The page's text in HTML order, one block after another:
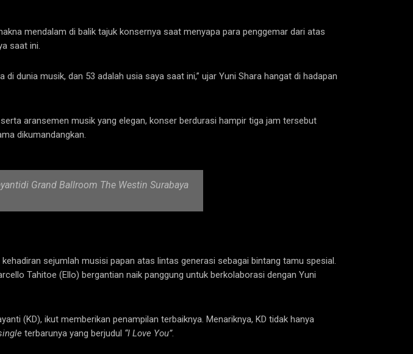
mendalam di balik tajuk konsernya saat menyapa para penggemar dari atas
saat ini.
dunia musik, dan 53 adalah usia saya saat ini,” ujar Yuni Shara hangat di hadapan
aransemen musik yang elegan, konser berdurasi hampir tiga jam tersebut
dikumandangkan.
Grand Ballroom The Westin Surabaya
sejumlah musisi papan atas lintas generasi sebagai bintang tamu spesial.
Tahitoe (Ello) bergantian naik panggung untuk berkolaborasi dengan Yuni
(KD), ikut memberikan penampilan terbaiknya. Menariknya, KD tidak hanya
terbarunya yang berjudul “I Love You”.